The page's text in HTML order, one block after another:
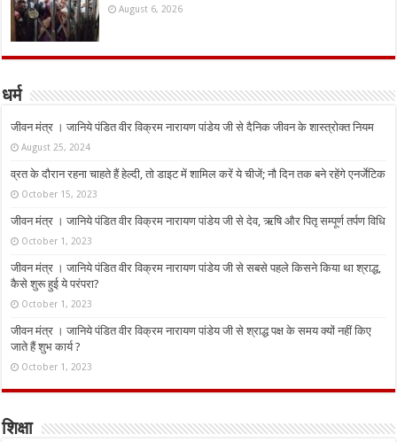
August 6, 2026
धर्म
जीवन मंत्र । जानिये पंडित वीर विक्रम नारायण पांडेय जी से दैनिक जीवन के शास्त्रोक्त नियम
August 25, 2024
व्रत के दौरान रहना चाहते हैं हेल्दी, तो डाइट में शामिल करें ये चीजें; नौ दिन तक बने रहेंगे एनर्जेटिक
October 15, 2023
जीवन मंत्र । जानिये पंडित वीर विक्रम नारायण पांडेय जी से देव, ऋषि और पितृ सम्पूर्ण तर्पण विधि
October 1, 2023
जीवन मंत्र । जानिये पंडित वीर विक्रम नारायण पांडेय जी से सबसे पहले किसने किया था श्राद्ध,
कैसे शुरू हुई ये परंपरा?
October 1, 2023
जीवन मंत्र । जानिये पंडित वीर विक्रम नारायण पांडेय जी से श्राद्ध पक्ष के समय क्यों नहीं किए
जाते हैं शुभ कार्य ?
October 1, 2023
शिक्षा